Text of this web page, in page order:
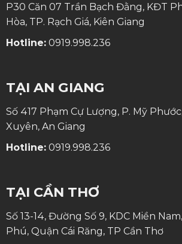
P30 Căn 07 Trần Bạch Đằng, KĐT
Hòa, TP. Rạch Giá, Kiên Giang
Hotline: 0919.998.236
TẠI AN GIANG
Số 417 Phạm Cự Lượng, P. Mỹ
Xuyên, An Giang
Hotline: 0919.998.236
TẠI CẦN THƠ
Số 13-14, Đường Số 9, KDC Miền
Phú, Quận Cái Răng, TP Cần Thơ